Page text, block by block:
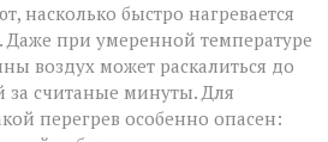
насколько быстро нагревается
при умеренной температуре
воздух может раскалиться до
за считаные минуты. Для
перегрев особенно опасен: